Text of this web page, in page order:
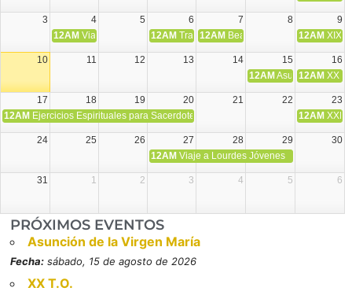
3 4 5 6 7 8
9
12AM Viaje Diocesano a Japón.
12AM Transfiguración del Señor
12AM Beatos Cruz Laplana,
12AM XIX
10 11 12 13 14 15
16
12AM Asunción de la
12AM XX
17 18 19 20 21 22
23
12AM Ejercicios Espirituales para Sacerdotes. Priego. 12AM XXI
24 25 26 27 28 29
30
12AM Viaje a Lourdes Jóvenes
31 1 2 3 4 5 6
PRÓXIMOS EVENTOS
Asunción de la Virgen María
Fecha: sábado, 15 de agosto de 2026
XX T.O.